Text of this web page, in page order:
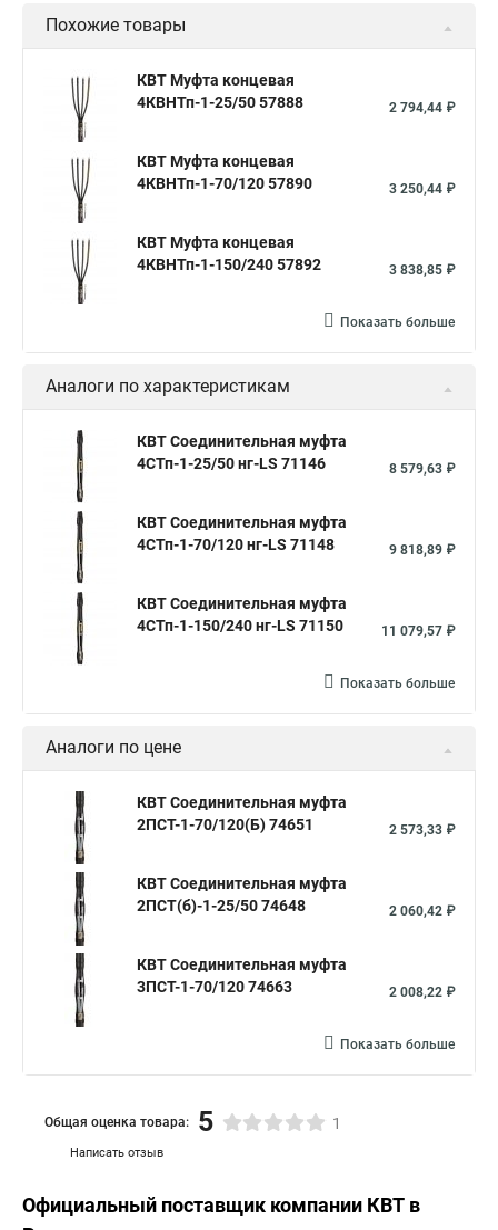
Похожие товары
КВТ Муфта концевая
4КВНТп-1-25/50 57888
2 794,44 ₽
КВТ Муфта концевая
4КВНТп-1-70/120 57890
3 250,44 ₽
КВТ Муфта концевая
4КВНТп-1-150/240 57892
3 838,85 ₽
Показать больше
Аналоги по характеристикам
КВТ Соединительная муфта
4СТп-1-25/50 нг-LS 71146
8 579,63 ₽
КВТ Соединительная муфта
4СТп-1-70/120 нг-LS 71148
9 818,89 ₽
КВТ Соединительная муфта
4СТп-1-150/240 нг-LS 71150
11 079,57 ₽
Показать больше
Аналоги по цене
КВТ Соединительная муфта
2ПСТ-1-70/120(Б) 74651
2 573,33 ₽
КВТ Соединительная муфта
2ПСТ(б)-1-25/50 74648
2 060,42 ₽
КВТ Соединительная муфта
3ПСТ-1-70/120 74663
2 008,22 ₽
Показать больше
Написать отзыв
Общая оценка товара: 5 1
Официальный поставщик компании КВТ в